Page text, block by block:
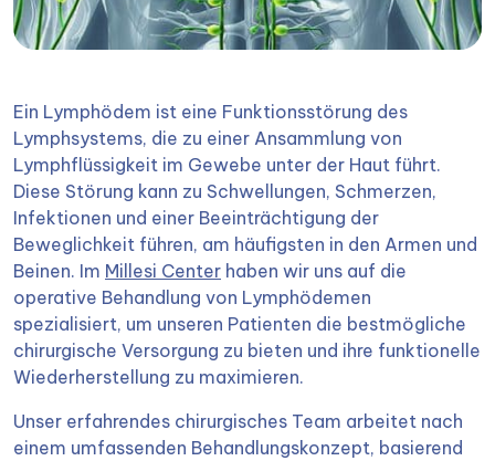
Ein Lymphödem ist eine Funktionsstörung des
Lymphsystems, die zu einer Ansammlung von
Lymphflüssigkeit im Gewebe unter der Haut führt.
Diese Störung kann zu Schwellungen, Schmerzen,
Infektionen und einer Beeinträchtigung der
Beweglichkeit führen, am häufigsten in den Armen und
Beinen. Im Millesi Center haben wir uns auf die
operative Behandlung von Lymphödemen
spezialisiert, um unseren Patienten die bestmögliche
chirurgische Versorgung zu bieten und ihre funktionelle
Wiederherstellung zu maximieren.
Unser erfahrendes chirurgisches Team arbeitet nach
einem umfassenden Behandlungskonzept, basierend